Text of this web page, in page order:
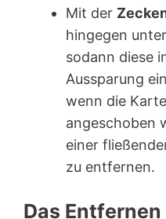
Mit der
hingegen
sodann diese
Aussparung
wenn die
angeschoben
einer
zu entfernen.
Das